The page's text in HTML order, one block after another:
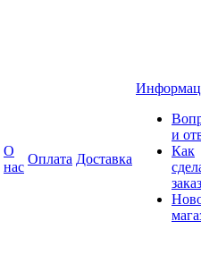
О
нас
Оплата Доставка
и
Как
заказ